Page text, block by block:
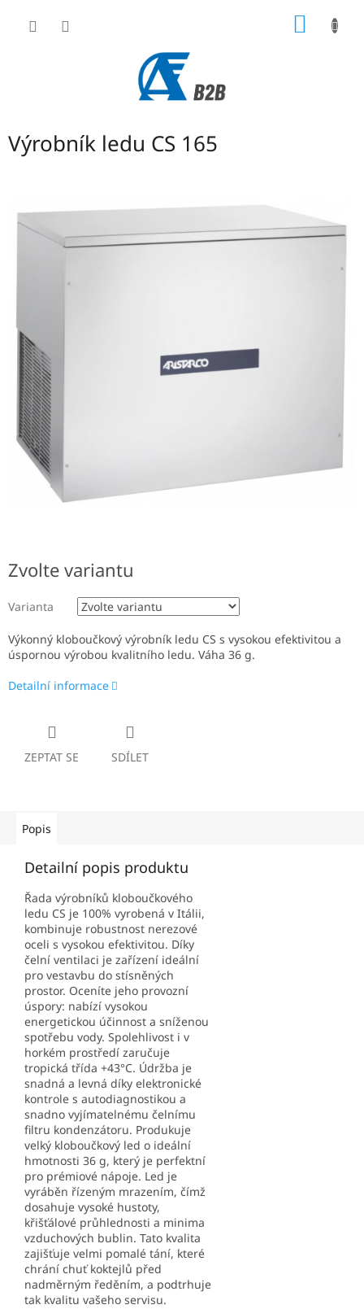
Výrobník ledu CS 165
Zvolte variantu
Varianta
Výkonný kloboučkový výrobník ledu CS s vysokou efektivitou a
úspornou výrobou kvalitního ledu. Váha 36 g.
Detailní informace
ZEPTAT SE SDÍLET
Popis
Detailní popis produktu
Řada výrobníků kloboučkového
ledu CS je 100% vyrobená v Itálii,
kombinuje robustnost nerezové
oceli s vysokou efektivitou. Díky
čelní ventilaci je zařízení ideální
pro vestavbu do stísněných
prostor. Oceníte jeho provozní
úspory: nabízí vysokou
energetickou účinnost a sníženou
spotřebu vody. Spolehlivost i v
horkém prostředí zaručuje
tropická třída +43°C. Údržba je
snadná a levná díky elektronické
kontrole s autodiagnostikou a
snadno vyjímatelnému čelnímu
filtru kondenzátoru. Produkuje
velký kloboučkový led o ideální
hmotnosti 36 g, který je perfektní
pro prémiové nápoje. Led je
vyráběn řízeným mrazením, čímž
dosahuje vysoké hustoty,
křišťálové průhlednosti a minima
vzduchových bublin. Tato kvalita
zajišťuje velmi pomalé tání, které
chrání chuť koktejlů před
nadměrným ředěním, a podtrhuje
tak kvalitu vašeho servisu.